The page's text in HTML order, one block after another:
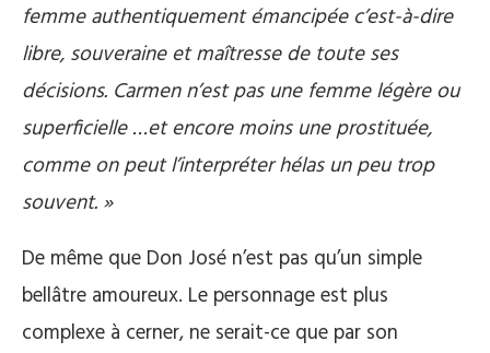
femme authentiquement émancipée c’est-à-dire
libre, souveraine et maîtresse de toute ses
décisions. Carmen n’est pas une femme légère ou
superficielle …et encore moins une prostituée,
comme on peut l’interpréter hélas un peu trop
souvent. »
De même que Don José n’est pas qu’un simple
bellâtre amoureux. Le personnage est plus
complexe à cerner, ne serait-ce que par son